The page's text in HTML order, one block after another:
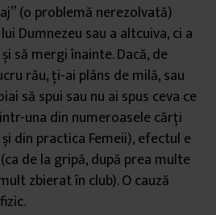
(o problemă nerezolvată)
Dumnezeu sau a altcuiva, ci a
să mergi înainte. Dacă, de
rău, ți-ai plâns de milă, sau
să spui sau nu ai spus ceva ce
una din numeroasele cărți
și din practica Femeii), efectul e
de la gripă, după prea multe
zbierat în club). O cauză